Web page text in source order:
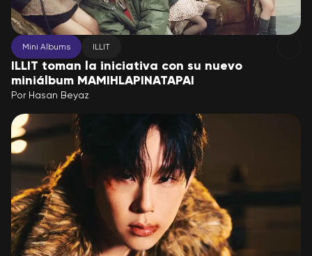
Mini Albums ILLIT
ILLIT toman la iniciativa con su nuevo
miniálbum MAMIHLAPINATAPAI
Por Hasan Beyaz